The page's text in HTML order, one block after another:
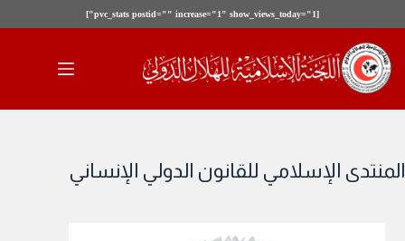
[pvc_stats postid="" increase="1" show_views_today="1"]
إلى
المحتوى
المنتدى الإسلامي للقانون الدولي الإنساني